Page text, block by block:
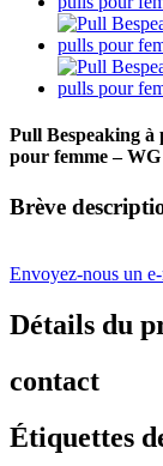
Pull Bespeaking
pour femme – WG
Brève
Envoyez-nous un
Détails du
contact
Étiquettes